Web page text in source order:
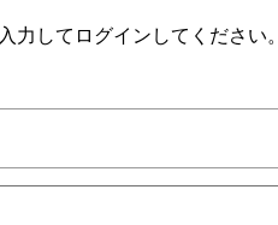
力してログインしてください。